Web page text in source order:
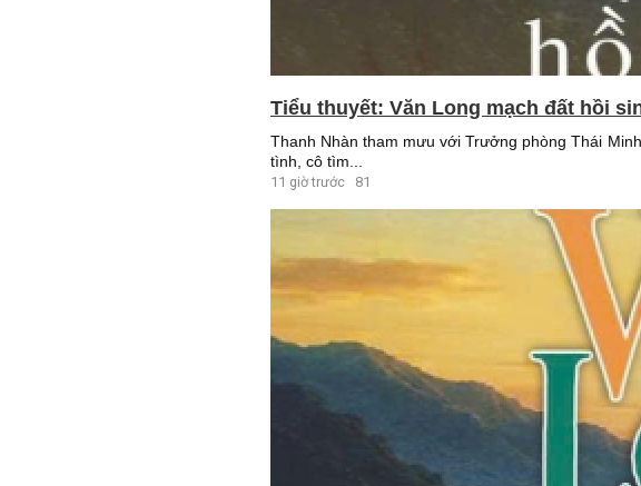
Tiểu thuyết: Văn Long mạch đất hồi
Thanh Nhàn tham mưu với Trưởng phòng Thái
tình, cô tìm...
11 giờ trước 81